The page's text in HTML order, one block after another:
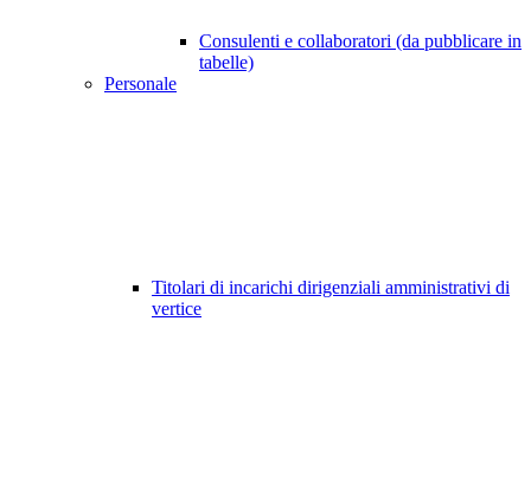
Consulenti e collaboratori (da pubblicare in
tabelle)
Personale
Titolari di incarichi dirigenziali amministrativi di
vertice